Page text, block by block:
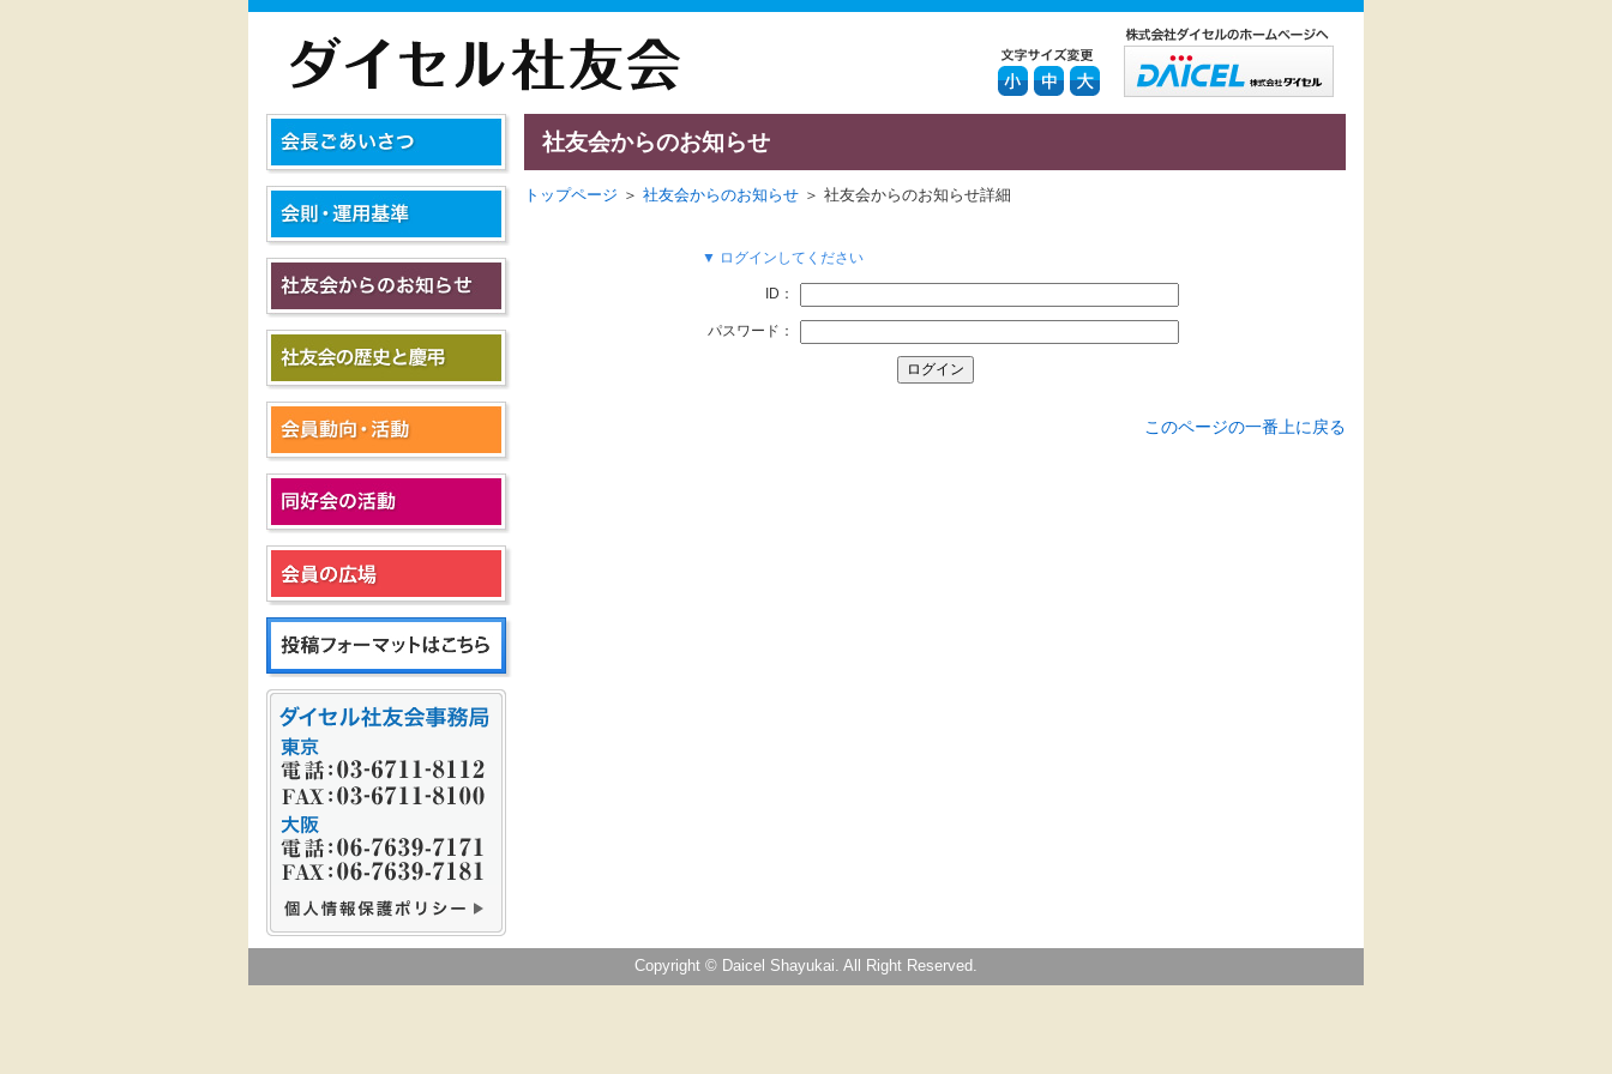
社友会からのお知らせ
トップページ ＞ 社友会からのお知らせ ＞ 社友会からのお知らせ詳細
▼ ログインしてください
ID：
パスワード：
このページの一番上に戻る
Copyright © Daicel Shayukai. All Right Reserved.